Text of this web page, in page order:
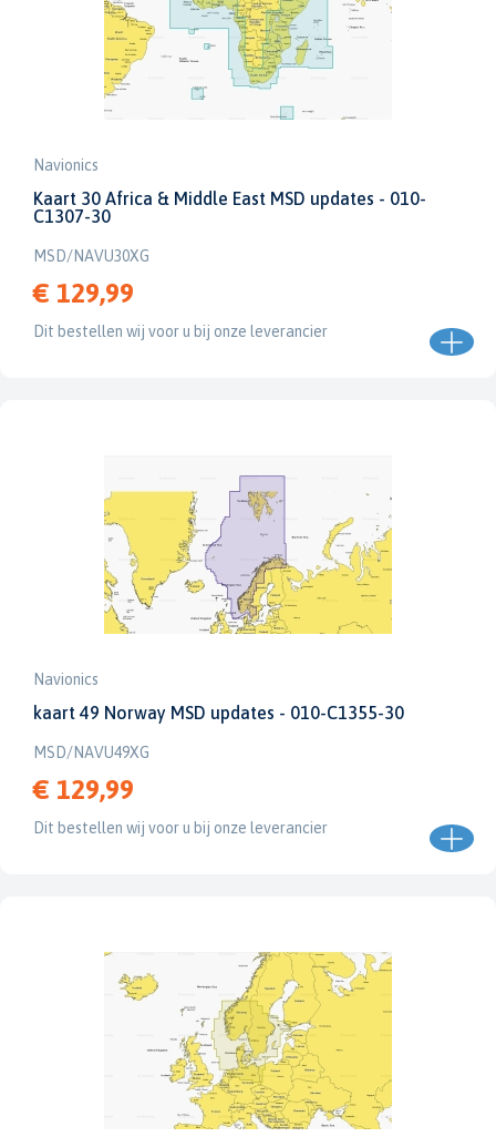
Navionics
Kaart 30 Africa & Middle East MSD updates - 010-
C1307-30
MSD/NAVU30XG
€ 129,99
Dit bestellen wij voor u bij onze leverancier
Navionics
kaart 49 Norway MSD updates - 010-C1355-30
MSD/NAVU49XG
€ 129,99
Dit bestellen wij voor u bij onze leverancier